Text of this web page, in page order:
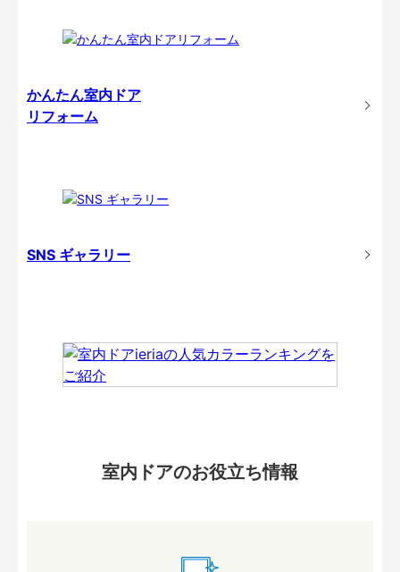
かんたん室内ドア
リフォーム
SNS ギャラリー
室内ドアのお役立ち情報